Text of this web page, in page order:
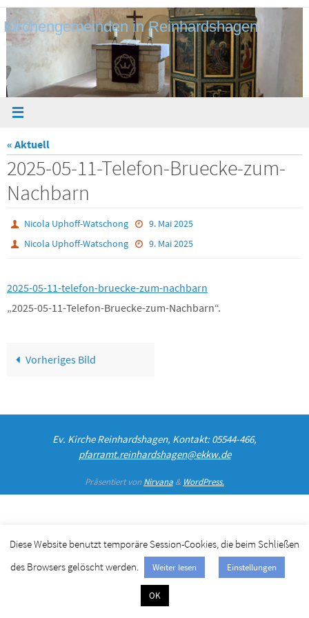
Zum
Inhalt
Kirchengemeinden in Reinhardshagen
« Aktuell
2025-05-11-Telefon-Bruecke-zum-
Nachbarn
Nicola Uphoff-Watschong
9. Mai 2025
Nicola Uphoff-Watschong
9. Mai 2025
2025-05-11-telefon-bruecke-zum-nachbarn
„2025-05-11-Telefon-Bruecke-zum-Nachbarn“.
Vorheriges Bild
Ev. Kirche Reinhardshagen, Kontakt: 05544-466,
pfarramt.reinhardshagen@ekkw.de
Präsentiert vonNirvana & WordPress.
Diese Website benutzt temporäre Session-Cookies, die beim Schließen
des Browsers gelöscht werden.
Weiter lesen Einstellungen
OK